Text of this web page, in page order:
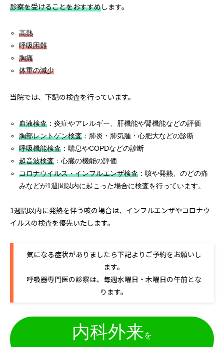
診察を受けることをおすすめします。
高熱
呼吸困難
胸痛
体重の減少
当院では、下記の検査を行っています。
血液検査 ：炎症やアレルギー、肝機能や腎機能などの評価
胸部レントゲン検査 ：肺炎・肺気腫・心肥大などの診断
呼吸機能検査 ：喘息やCOPDなどの診断
超音波検査 ：心臓の機能の評価
コロナウイルス・インフルエンザ検査 ：咳や発熱、のどの痛
みなどが1週間以内に起こった場合に検査を行っています。
1週間以内に発熱を伴う咳の場合は、インフルエンザやコロナウ
イルスの検査を優先いたします。
気になる症状がありましたら下記よりご予約をお願いし
ます。
呼吸器専門医の診察は、毎週水曜日・木曜日の午前とな
ります。
内科外来を